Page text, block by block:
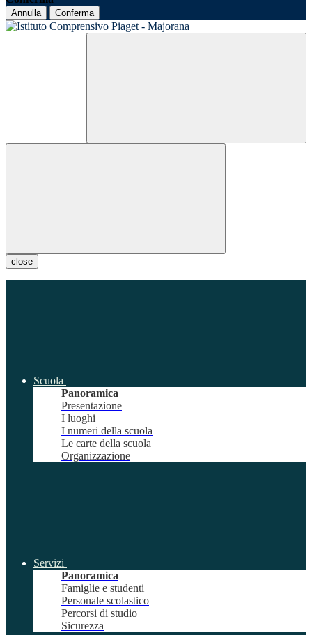
Annulla Conferma
close
Scuola
Panoramica
Presentazione
I luoghi
I numeri della scuola
Le carte della scuola
Organizzazione
Servizi
Panoramica
Famiglie e studenti
Personale scolastico
Percorsi di studio
Sicurezza